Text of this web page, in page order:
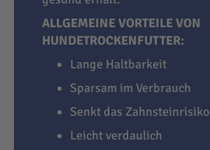
ALLGEMEINE VORTEILE VON
HUNDETROCKENFUTTER:
Lange Haltbarkeit
Sparsam im Verbrauch
Senkt das Zahnsteinrisiko
Leicht verdaulich